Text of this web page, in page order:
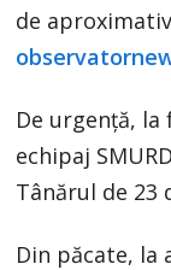
de
De urgență,
echipaj
Tânărul de
Din păcate, la